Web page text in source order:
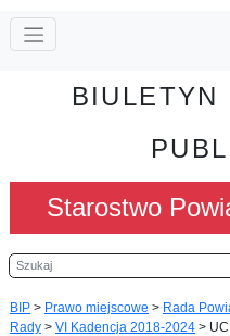
BIULETYN
Starostwo
Szukaj
BIP > Prawo miejscowe > Rada
Rady > VI Kadencja 2018-2024 >